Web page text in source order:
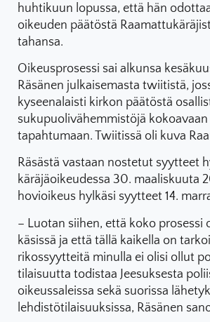
huhtikuun lopussa, että hän
oikeuden päätöstä
tahansa.
Oikeusprosessi sai alkunsa
Räsänen julkaisemasta twiitistä,
kyseenalaisti kirkon päätöstä
sukupuolivähemmistöjä
tapahtumaan. Twiitissä oli kuva
Räsästä vastaan nostetut syytteet
käräjäoikeudessa 30. maaliskuuta
hovioikeus hylkäsi syytteet 14.
– Luotan siihen, että koko prosessi
käsissä ja että tällä kaikella on
rikossyytteitä minulla ei olisi ollut
tilaisuutta todistaa Jeesuksesta
oikeussaleissa sekä suorissa
lehdistötilaisuuksissa, Räsänen